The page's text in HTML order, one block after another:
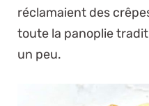
réclamaient des
toute la panoplie
un peu.